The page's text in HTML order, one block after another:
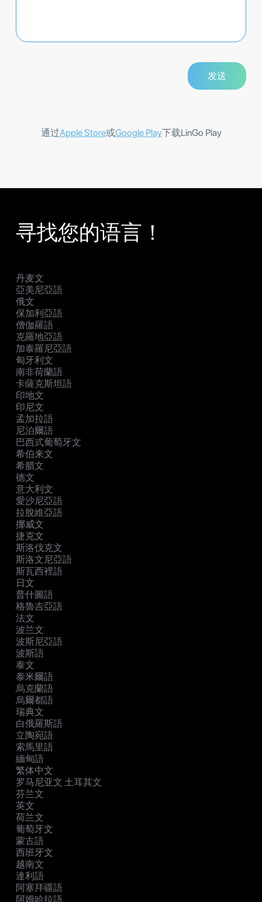
通过Apple Store或Google Play下载LinGo Play
寻找您的语言！
丹麦文
亞美尼亞語
俄文
保加利亞語
僧伽羅語
克羅地亞語
加泰羅尼亞語
匈牙利文
南非荷蘭語
卡薩克斯坦語
印地文
印尼文
孟加拉語
尼泊爾語
巴西式葡萄牙文
希伯来文
希腊文
德文
意大利文
愛沙尼亞語
拉脫維亞語
挪威文
捷克文
斯洛伐克文
斯洛文尼亞語
斯瓦西裡語
日文
普什圖語
格魯吉亞語
法文
波兰文
波斯尼亞語
波斯語
泰文
泰米爾語
烏克蘭語
烏爾都語
瑞典文
白俄羅斯語
立陶宛語
索馬里語
緬甸語
繁体中文
罗马尼亚文 土耳其文
芬兰文
英文
荷兰文
葡萄牙文
蒙古語
西班牙文
越南文
達利語
阿塞拜疆語
阿姆哈拉語